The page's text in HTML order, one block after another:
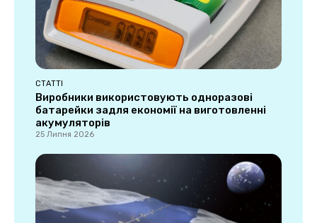
СТАТТІ
Виробники використовують одноразові
батарейки задля економії на виготовленні
акумуляторів
25 Липня 2026